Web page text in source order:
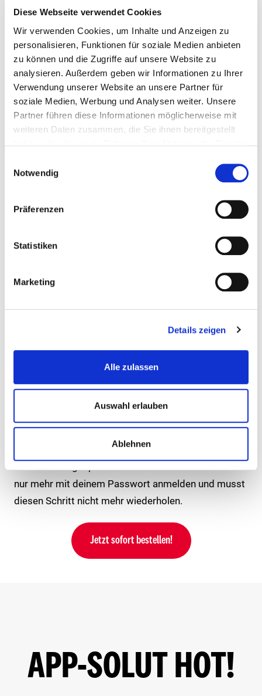
Diese Webseite verwendet Cookies
Wir verwenden Cookies, um Inhalte und Anzeigen zu
personalisieren, Funktionen für soziale Medien anbieten
zu können und die Zugriffe auf unsere Website zu
analysieren. Außerdem geben wir Informationen zu Ihrer
Verwendung unserer Website an unsere Partner für
soziale Medien, Werbung und Analysen weiter. Unsere
Partner führen diese Informationen möglicherweise mit
weiteren Daten zusammen, die Sie ihnen bereitgestellt
Notwendig
Präferenzen
Statistiken
Marketing
Details zeigen
Alle zulassen
Auswahl erlauben
Ablehnen
Schritt 4:
Klicke auf Kassa. Bei der ersten Bestellung musst du ein
Check out und Bestellung abschließen.
* Du musst deine Daten nur einmalig hinterlegen. Bei
jeder weiteren Bestellung sind deine Daten
automatisch gespeichert – danach brauchst du dich
nur mehr mit deinem Passwort anmelden und musst
diesen Schritt nicht mehr wiederholen.
Jetzt sofort bestellen!
APP-SOLUT HOT!